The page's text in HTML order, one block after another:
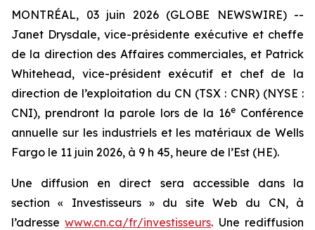
MONTRÉAL, 03 juin 2026 (GLOBE NEWSWIRE) --
Janet Drysdale, vice-présidente exécutive et cheffe
de la direction des Affaires commerciales, et Patrick
Whitehead, vice-président exécutif et chef de la
direction de l’exploitation du CN (TSX : CNR) (NYSE :
CNI), prendront la parole lors de la 16e Conférence
annuelle sur les industriels et les matériaux de Wells
Fargo le 11 juin 2026, à 9 h 45, heure de l’Est (HE).
Une diffusion en direct sera accessible dans la
section « Investisseurs » du site Web du CN, à
l’adressewww.cn.ca/fr/investisseurs. Une rediffusion